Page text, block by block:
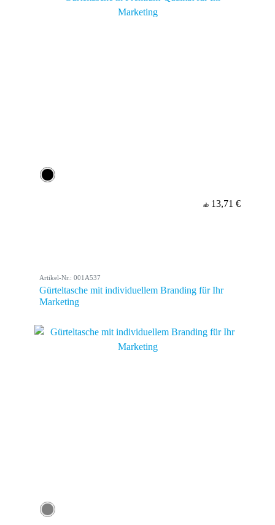
ab 13,71 €
Artikel-Nr.: 001A537
Gürteltasche mit individuellem Branding für Ihr
Marketing